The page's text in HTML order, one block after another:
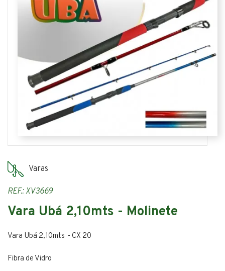
Varas
REF.: XV3669
Vara Ubá 2,10mts - Molinete
Vara Ubá 2,10mts - CX 20
Fibra de Vidro